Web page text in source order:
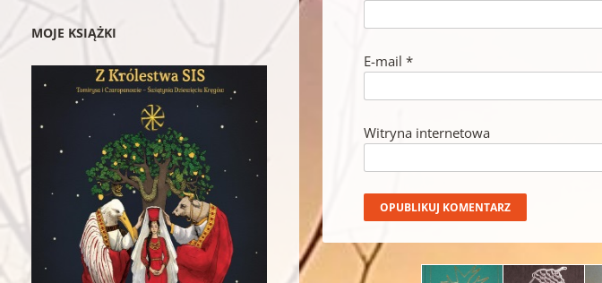
E-mail*
Witryna internetowa
MOJE KSIĄŻKI